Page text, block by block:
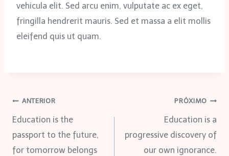
vehicula elit. Sed arcu enim, vulputate ac ex eget,
fringilla hendrerit mauris. Sed et massa a elit mollis
eleifend quis ut quam.
Navegação
de
ANTERIOR
Education is the
passport to the future,
for tomorrow belongs
PRÓXIMO
Education is a
progressive discovery of
our own ignorance.